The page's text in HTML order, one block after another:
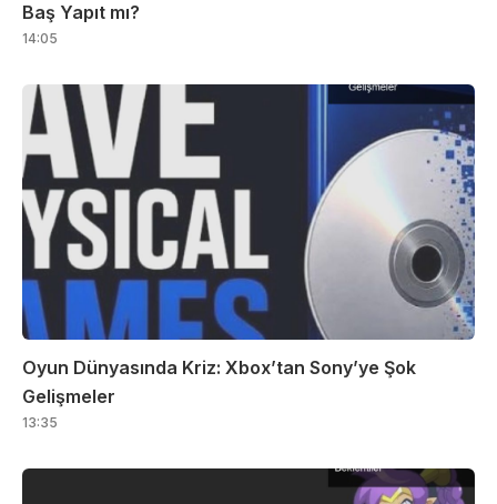
Baş Yapıt mı?
14:05
Oyun Dünyasında Kriz: Xbox’tan Sony’ye Şok
Gelişmeler
13:35